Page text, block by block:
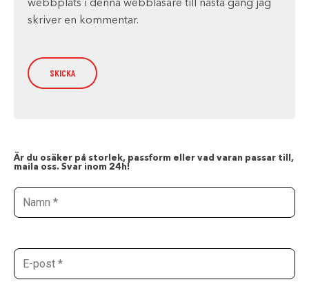
webbplats i denna webbläsare till nästa gång jag
skriver en kommentar.
Är du osäker på storlek, passform eller vad varan passar till,
maila oss. Svar inom 24h!